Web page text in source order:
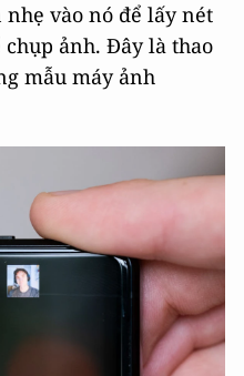
vào nó để lấy nét
chụp ảnh. Đây là thao
mẫu máy ảnh